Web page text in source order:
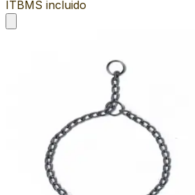
ITBMS incluido